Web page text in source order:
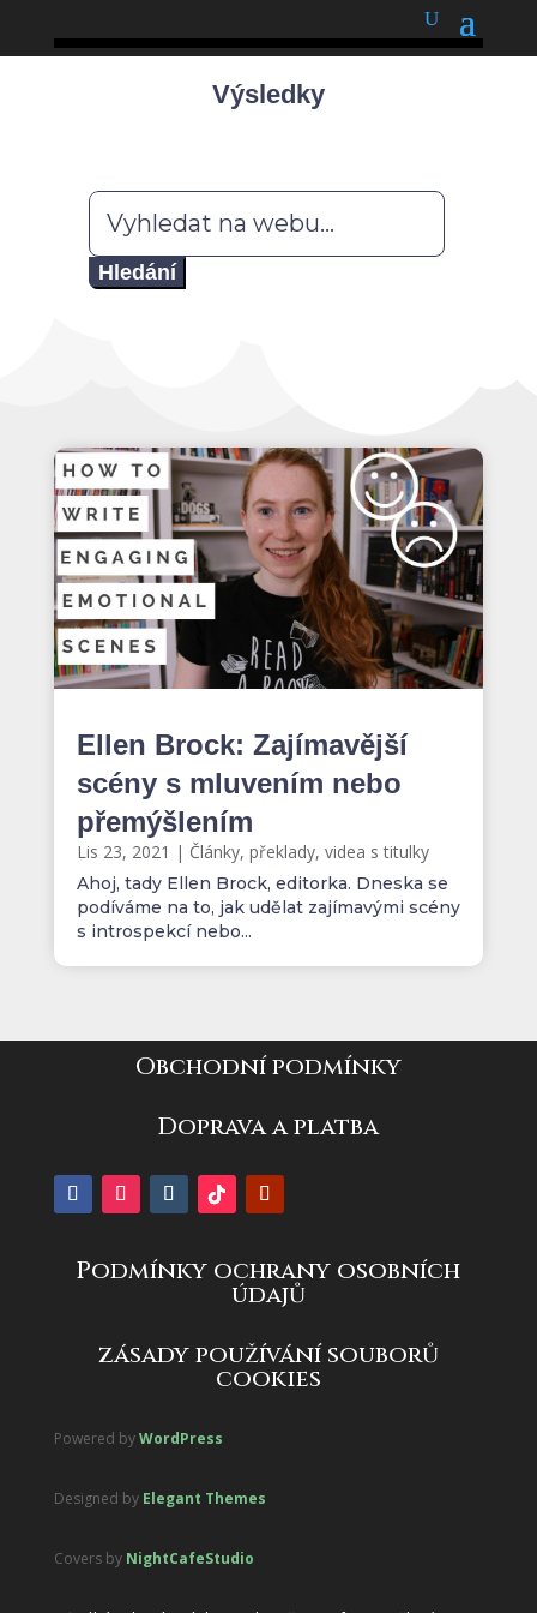
Výsledky
Hledat:
Ellen Brock: Zajímavější
scény s mluvením nebo
přemýšlením
Lis 23, 2021 | Články, překlady, videa s titulky
Ahoj, tady Ellen Brock, editorka. Dneska se
podíváme na to, jak udělat zajímavými scény
s introspekcí nebo...
Obchodní podmínky
Doprava a platba
Podmínky ochrany osobních
údajů
zásady používání souborů
cookies
Powered byWordPress
Designed by Elegant Themes
Covers by NightCafeStudio